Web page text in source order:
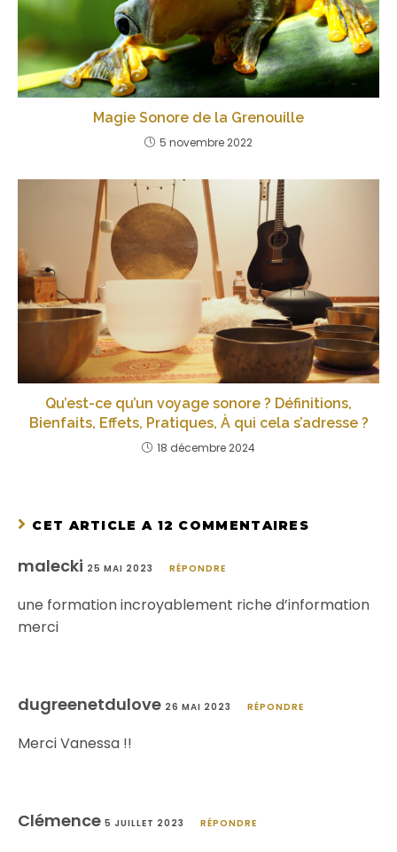
Magie Sonore de la Grenouille
5 novembre 2022
Qu’est-ce qu’un voyage sonore ? Définitions,
Bienfaits, Effets, Pratiques, À qui cela s’adresse ?
18 décembre 2024
CET ARTICLE A 12 COMMENTAIRES
malecki 25 MAI 2023 RÉPONDRE
une formation incroyablement riche d’information
merci
dugreenetdulove 26 MAI 2023 RÉPONDRE
Merci Vanessa !!
Clémence 5 JUILLET 2023 RÉPONDRE